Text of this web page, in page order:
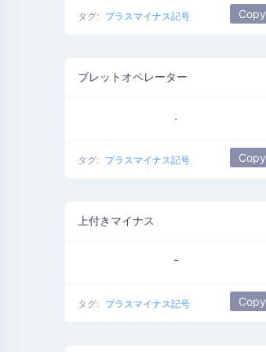
タグ: プラスマイナス記号 Copy
ブレットオペレーター
∙
タグ: プラスマイナス記号 Copy
上付きマイナス
⁻
タグ: プラスマイナス記号 Copy